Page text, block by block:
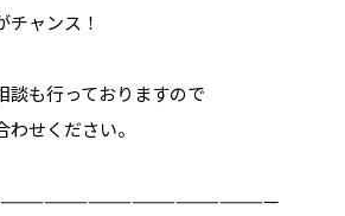
チャンス！
談も行っておりますので
せください。